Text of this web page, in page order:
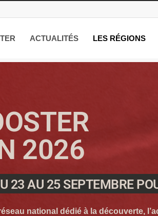
ACTUALITÉS LES RÉGIONS
2026
23 AU 25 SEPTEMBRE
national dédié à la découverte,